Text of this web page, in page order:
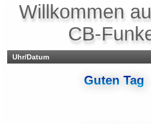
Willkommen
CB-
Uhr/Datum